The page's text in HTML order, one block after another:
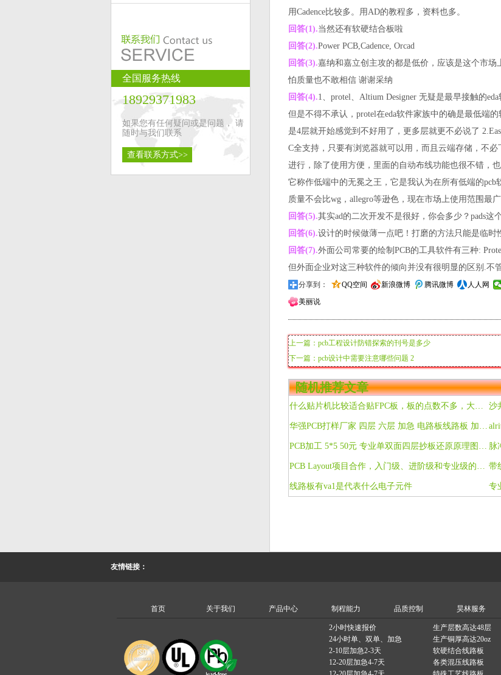
全国服务热线
18929371983
如果您有任何疑问或是问题， 请
随时与我们联系
查看联系方式>>
用Cadence比较多。用AD的教程多，资料也多。
回答(1).当然还有软硬结合板啦
回答(2).Power PCB,Cadence, Orcad
回答(3).嘉纳和嘉立创主攻的都是低价，应该是这个市
怕质量也不敢相信 谢谢采纳
回答(4).1、protel、Altium Designer 无疑是最早接触的
但是不得不承认，protel在eda软件家族中的确是最低端
是4层就开始感觉到不好用了，更多层就更不必说了
C全支持，只要有浏览器就可以用，而且云端存储，不
进行，除了使用方便，里面的自动布线功能也很不错，
它称作低端中的无冕之王，它是我认为在所有低端的
质量不会比wg，allegro等逊色，现在市场上使用范围最
回答(5).其实ad的二次开发不是很好，你会多少？pads这
回答(6).设计的时候做薄一点吧！打磨的方法只能是临时
回答(7).外面公司常要的绘制PCB的工具软件有三种:
但外面企业对这三种软件的倾向并没有很明显的区别.不
分享到： QQ空间 新浪微博 腾讯微博 人人网
美丽说
上一篇：pcb工程设计防错探索的刊号是多少
下一篇：pcb设计中需要注意哪些问题 2
随机推荐文章
什么贴片机比较适合贴FPC板，板的点数不多，大约300点左右 沙
华强PCB打样厂家 四层 六层 加急 电路板线路板 加工生产 SMT贴片
PCB加工 5*5 50元 专业单双面四层抄板还原原理图 BOM表 电路设计 脉
PCB Layout项目合作，入门级、进阶级和专业级的PCB设计培训
线路板有va1是代表什么电子元件
友情链接：
首页 关于我们 产品中心 制程能力 品质控制 昊林服务
2小时快速报价 生产层数高达48层
24小时单、双单、加急
生产铜厚高达20oz
2-10层加急2-3天
软硬结合线路板
12-20层加急4-7天
各类混压线路板